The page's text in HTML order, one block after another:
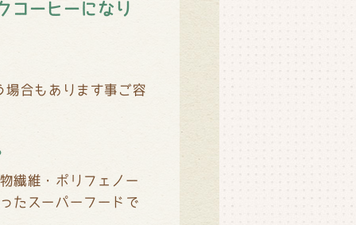
コーヒーになり
場合もあります事ご容
繊維・ポリフェノー
たスーパーフードで